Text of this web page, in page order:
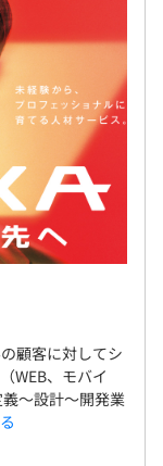
顧客に対してシ
WEB、モバイ
～設計～開発業